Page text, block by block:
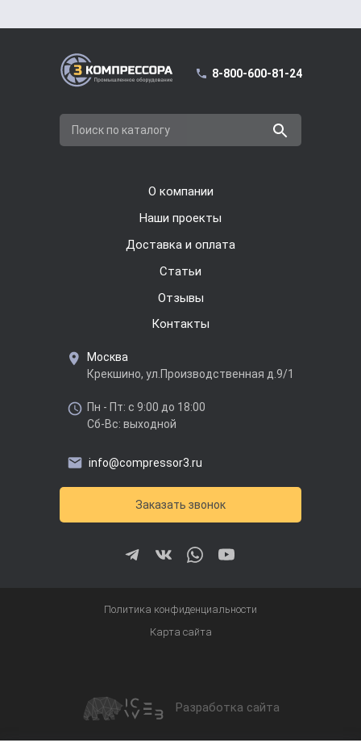
8-800-600-81-24
Поиск по каталогу
О компании
Наши проекты
Доставка и оплата
Cтатьи
Отзывы
Контакты
Москва
Крекшино, ул.Производственная д.9/1
Пн - Пт: с 9:00 до 18:00
Сб-Вс: выходной
info@compressor3.ru
Заказать звонок
Политика конфиденциальности
Карта сайта
Разработка сайта